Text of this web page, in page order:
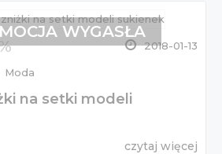
2018-01-13
Moda
na setki modeli
czytaj więcej
WYGASŁA